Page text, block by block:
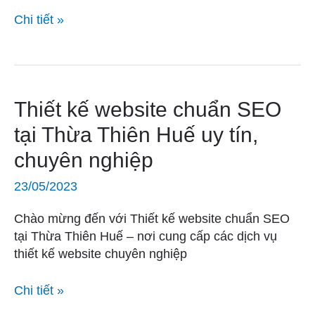
nghiệp
Chi tiết »
Thiết kế website chuẩn SEO
tại Thừa Thiên Huế uy tín,
chuyên nghiệp
23/05/2023
Chào mừng đến với Thiết kế website chuẩn SEO
tại Thừa Thiên Huế – nơi cung cấp các dịch vụ
thiết kế website chuyên nghiệp
Thiết
website
chuẩn
tại
Thừa
Thiên
Huế
uy
chuyên
Chi tiết »